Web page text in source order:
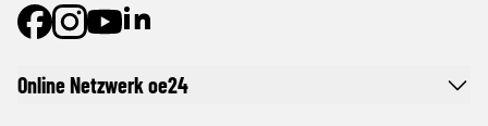
Online Netzwerk oe24